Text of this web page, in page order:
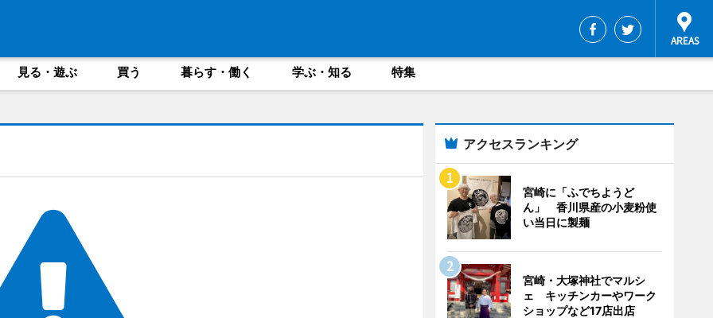
見る・遊ぶ 買う 暮らす・働く 学ぶ・知る 特集
アクセスランキング
宮崎に「ふでちようど
ん」 香川県産の小麦粉使
い当日に製麺
宮崎・大塚神社でマルシ
ェ キッチンカーやワーク
ショップなど17店出店